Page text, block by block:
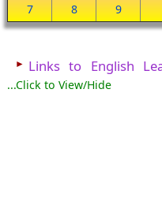
7
8 9
► Links to English
...Click to View/Hide